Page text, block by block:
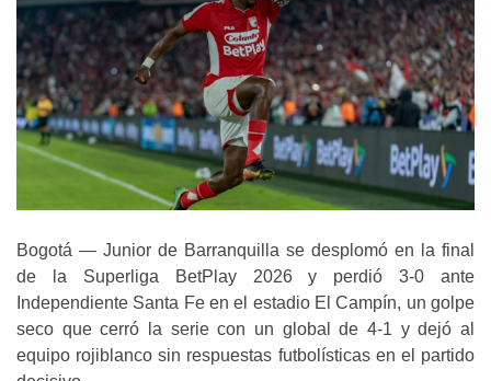
Bogotá — Junior de Barranquilla se desplomó en la final
de la Superliga BetPlay 2026 y perdió 3-0 ante
Independiente Santa Fe en el estadio El Campín, un golpe
seco que cerró la serie con un global de 4-1 y dejó al
equipo rojiblanco sin respuestas futbolísticas en el partido